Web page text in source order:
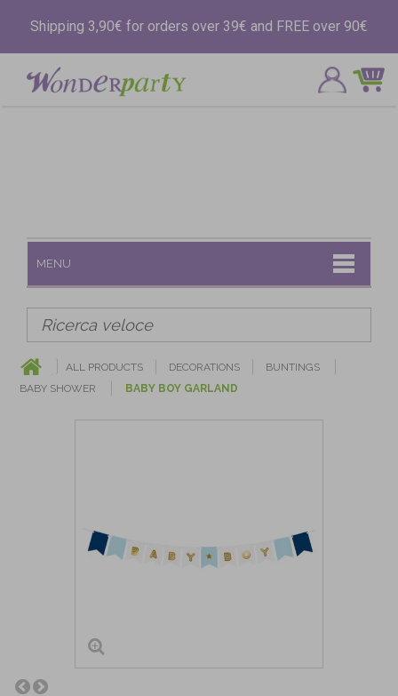
Shipping 3,90€ for orders over 39€ and FREE over 90€
MENU
ALL PRODUCTS DECORATIONS
BUNTINGS
BABY SHOWER
BABY BOY GARLAND